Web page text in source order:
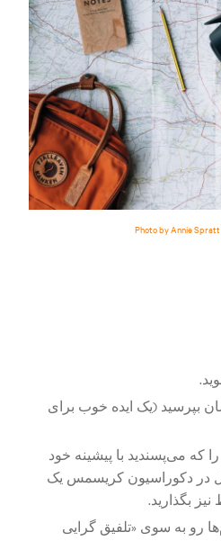
Photo by Annie
بپرسید (یک ایده خوب برای
که می‌پسندید با پیشینه خود
در دکوراسیون کریسمس یک
بگذارید.
رو به سوی «تلفیق گرایی